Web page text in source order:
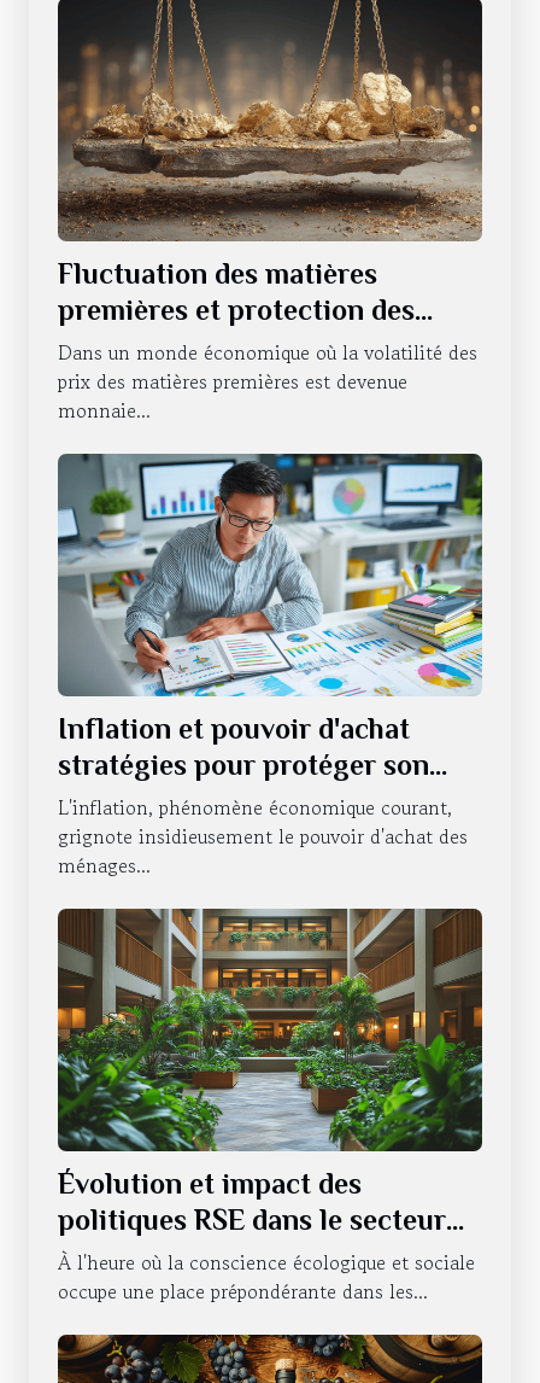
Fluctuation des matières
premières et protection des
investissements Comment se
couvrir contre l'instabilité
Dans un monde économique où la volatilité des
prix des matières premières est devenue
monnaie...
Inflation et pouvoir d'achat
stratégies pour protéger son
portefeuille en période
d'incertitude économique
L'inflation, phénomène économique courant,
grignote insidieusement le pouvoir d'achat des
ménages...
Évolution et impact des
politiques RSE dans le secteur
hôtelier
À l'heure où la conscience écologique et sociale
occupe une place prépondérante dans les...